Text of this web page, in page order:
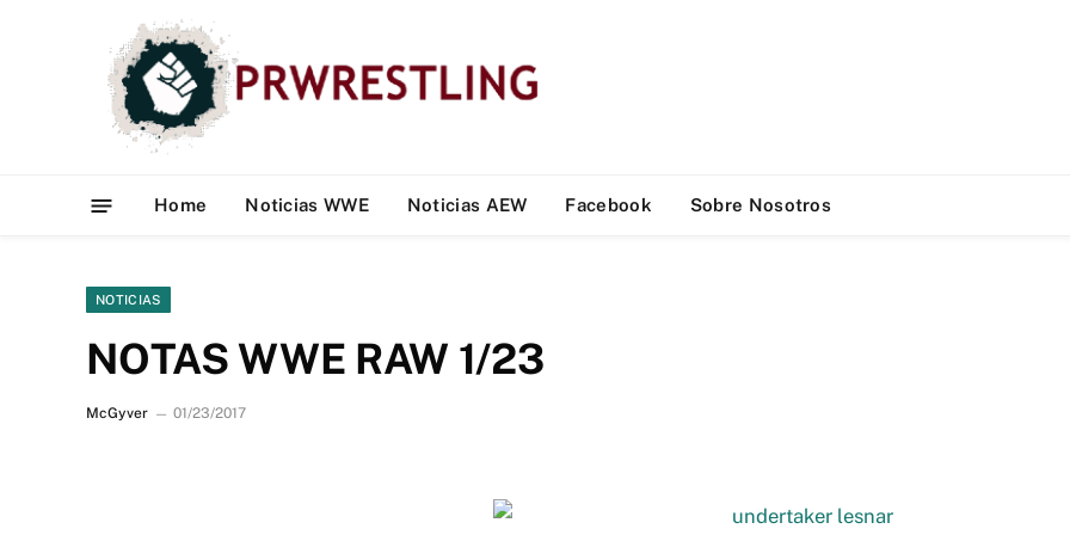
Home Noticias WWE Noticias AEW Facebook Sobre Nosotros
NOTICIAS
NOTAS WWE RAW 1/23
McGyver 01/23/2017